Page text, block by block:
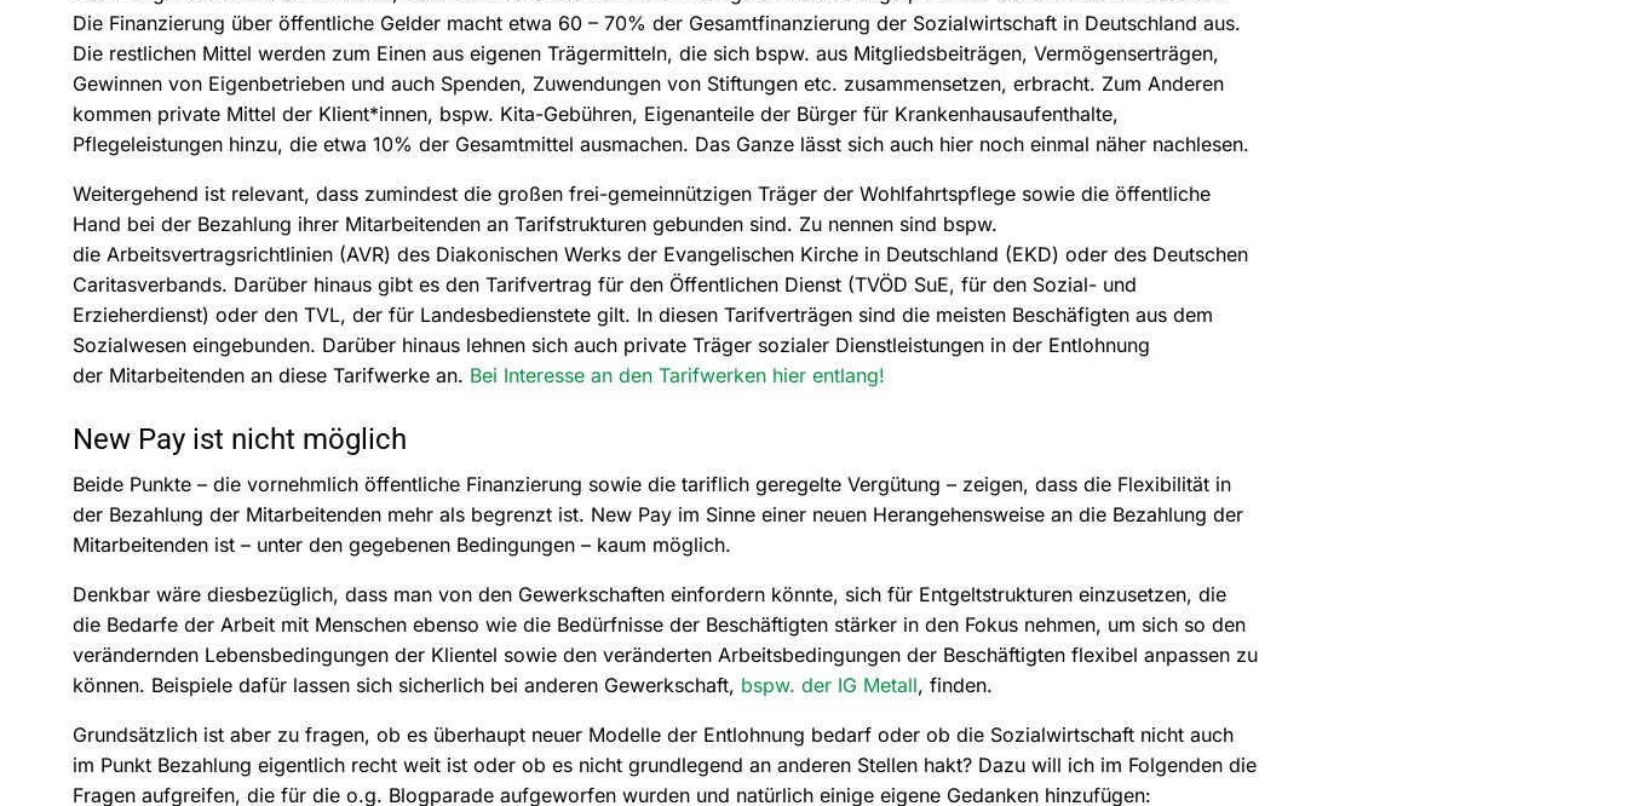
Die Finanzierung über öffentliche Gelder macht etwa 60 – 70% der Gesamtfinanzierung der Sozialwirtschaft in Deutschland aus.
Die restlichen Mittel werden zum Einen aus eigenen Trägermitteln, die sich bspw. aus Mitgliedsbeiträgen, Vermögenserträgen,
Gewinnen von Eigenbetrieben und auch Spenden, Zuwendungen von Stiftungen etc. zusammensetzen, erbracht. Zum Anderen
kommen private Mittel der Klient*innen, bspw. Kita-Gebühren, Eigenanteile der Bürger für Krankenhausaufenthalte,
Pflegeleistungen hinzu, die etwa 10% der Gesamtmittel ausmachen. Das Ganze lässt sich auch hier noch einmal näher nachlesen.
Weitergehend ist relevant, dass zumindest die großen frei-gemeinnützigen Träger der Wohlfahrtspflege sowie die öffentliche
Hand bei der Bezahlung ihrer Mitarbeitenden an Tarifstrukturen gebunden sind. Zu nennen sind bspw.
die Arbeitsvertragsrichtlinien (AVR) des Diakonischen Werks der Evangelischen Kirche in Deutschland (EKD) oder des Deutschen
Caritasverbands. Darüber hinaus gibt es den Tarifvertrag für den Öffentlichen Dienst (TVÖD SuE, für den Sozial- und
Erzieherdienst) oder den TVL, der für Landesbedienstete gilt. In diesen Tarifverträgen sind die meisten Beschäfigten aus dem
Sozialwesen eingebunden. Darüber hinaus lehnen sich auch private Träger sozialer Dienstleistungen in der Entlohnung
der Mitarbeitenden an diese Tarifwerke an. Bei Interesse an den Tarifwerken hier entlang!
New Pay ist nicht möglich
Beide Punkte – die vornehmlich öffentliche Finanzierung sowie die tariflich geregelte Vergütung – zeigen, dass die Flexibilität in
der Bezahlung der Mitarbeitenden mehr als begrenzt ist. New Pay im Sinne einer neuen Herangehensweise an die Bezahlung der
Mitarbeitenden ist – unter den gegebenen Bedingungen – kaum möglich.
Denkbar wäre diesbezüglich, dass man von den Gewerkschaften einfordern könnte, sich für Entgeltstrukturen einzusetzen, die
die Bedarfe der Arbeit mit Menschen ebenso wie die Bedürfnisse der Beschäftigten stärker in den Fokus nehmen, um sich so den
verändernden Lebensbedingungen der Klientel sowie den veränderten Arbeitsbedingungen der Beschäftigten flexibel anpassen zu
können. Beispiele dafür lassen sich sicherlich bei anderen Gewerkschaft, bspw. der IG Metall, finden.
Grundsätzlich ist aber zu fragen, ob es überhaupt neuer Modelle der Entlohnung bedarf oder ob die Sozialwirtschaft nicht auch
im Punkt Bezahlung eigentlich recht weit ist oder ob es nicht grundlegend an anderen Stellen hakt? Dazu will ich im Folgenden die
Fragen aufgreifen, die für die o.g. Blogparade aufgeworfen wurden und natürlich einige eigene Gedanken hinzufügen: